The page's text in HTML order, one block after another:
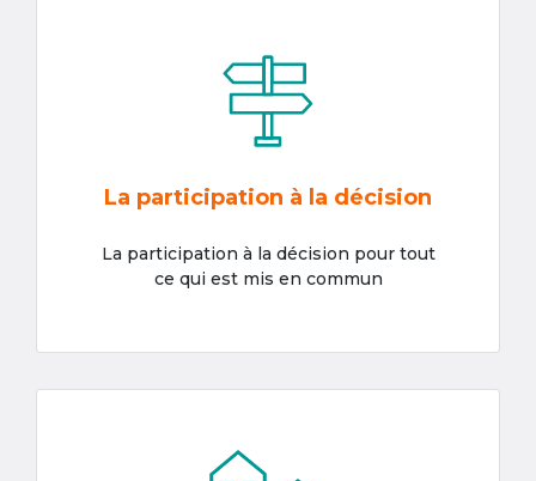
La participation à la décision
La participation à la décision pour tout
ce qui est mis en commun